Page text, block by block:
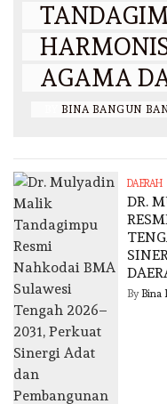
AGAMA
BINA BANGUN
DAERAH
DR.
By Bina